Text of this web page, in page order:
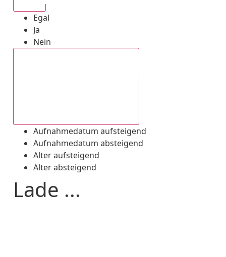
Egal
Ja
Nein
Aufnahmedatum aufsteigend
Aufnahmedatum absteigend
Alter aufsteigend
Alter absteigend
Lade ...